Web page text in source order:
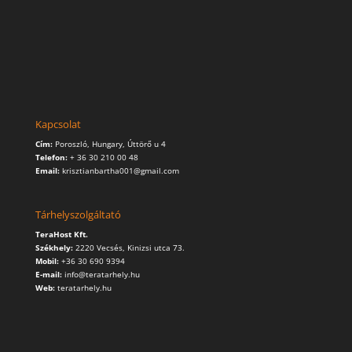
Kapcsolat
Cím: Poroszló, Hungary, Úttörő u 4
Telefon:+ 36 30 210 00 48
Email:krisztianbartha001@gmail.com
Tárhelyszolgáltató
TeraHost Kft.
Székhely: 2220 Vecsés, Kinizsi utca 73.
Mobil: +36 30 690 9394
E-mail: info@teratarhely.hu
Web: teratarhely.hu